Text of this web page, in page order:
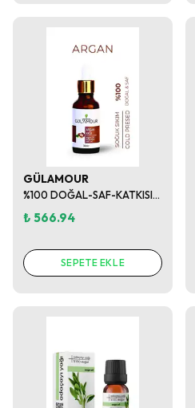
GÜLAMOUR
%100 DOĞAL-SAF-KATKISIZ ARGAN YAĞI 30ML
₺ 566.94
SEPETE EKLE